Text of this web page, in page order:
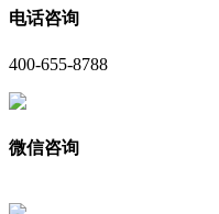
电话咨询
400-655-8788
微信咨询